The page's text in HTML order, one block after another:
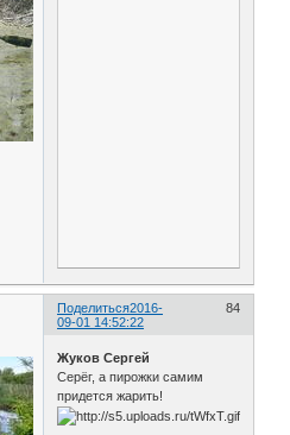
Поделиться 84
2016-
09-01 14:52:22
Жуков Сергей
Серёг, а пирожки самим
придется жарить!